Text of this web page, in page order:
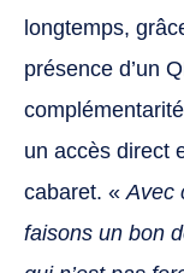
longtemps,
présence d’un
un accès direct
cabaret. «Avec
faisons un bon